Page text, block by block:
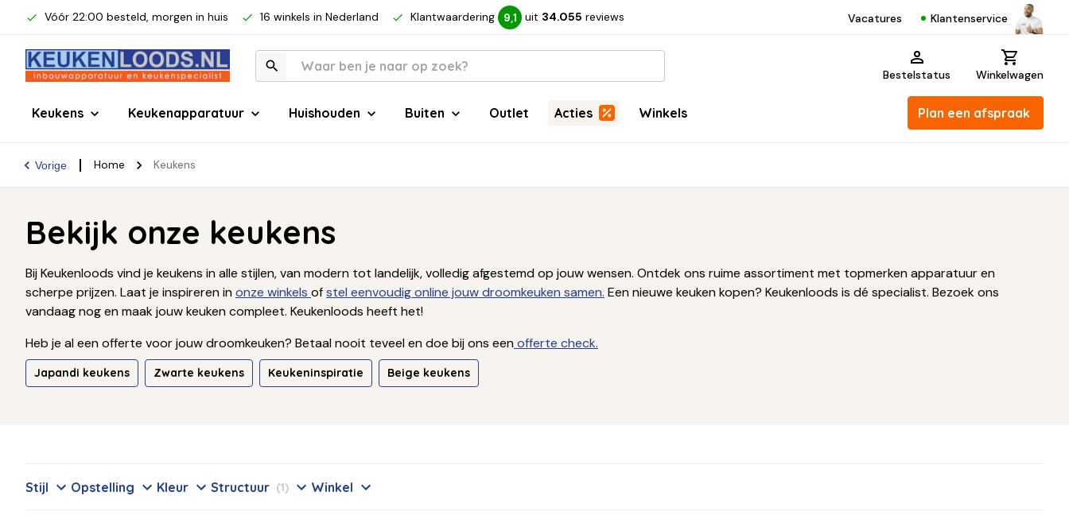
Vóór 22:00 besteld, morgen in huis 16 winkels in Nederland Klantwaardering 9,1 uit 34.055 reviews Vacatures Klantenservice
Bestelstatus Winkelwagen
Keukens Keukenapparatuur Huishouden Buiten Outlet Acties Winkels Plan een afspraak
Vorige Home Keukens
Bekijk onze keukens
Bij Keukenloods vind je keukens in alle stijlen, van modern tot landelijk, volledig afgestemd op jouw wensen. Ontdek ons ruime assortiment met topmerken apparatuur en
scherpe prijzen. Laat je inspireren inonze winkels ofstel eenvoudig online jouw droomkeuken samen. Een nieuwe keuken kopen? Keukenloods is dé specialist. Bezoek ons
vandaag nog en maak jouw keuken compleet. Keukenloods heeft het!
Heb je al een offerte voor jouw droomkeuken? Betaal nooit teveel en doe bij ons eenofferte check.
Japandi keukens Zwarte keukens Keukeninspiratie Beige keukens
Stijl Opstelling Kleur Structuur (1) Winkel